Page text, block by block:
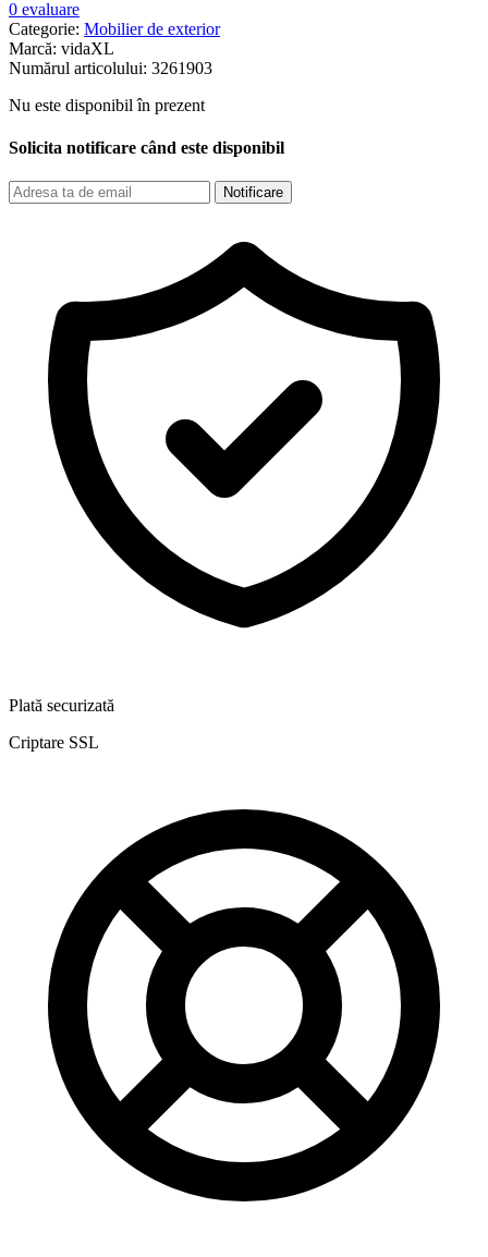
0 evaluare
Categorie: Mobilier de exterior
Marcă: vidaXL
Numărul articolului: 3261903
Nu este disponibil în prezent
Solicita notificare când este disponibil
Notificare
Plată securizată
Criptare SSL